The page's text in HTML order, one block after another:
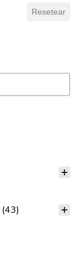
Resetear
(43)